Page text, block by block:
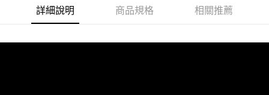
詳細說明 商品規格 相關推薦